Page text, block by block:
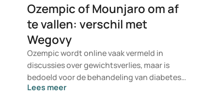
Ozempic of Mounjaro om af
te vallen: verschil met
Wegovy
Ozempic wordt online vaak vermeld in
discussies over gewichtsverlies, maar is
bedoeld voor de behandeling van diabetes
type 2. Indien u op zoek bent naar een
Lees meer